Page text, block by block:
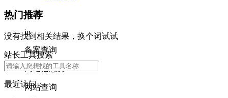
活动
ip
备案查询
网站信息类
网站查询
热门推荐
没有找到相关结果，换个词试试
站长工具搜索
最近访问：